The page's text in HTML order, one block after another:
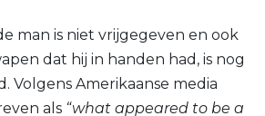
man is niet vrijgegeven en ook
dat hij in handen had, is nog
Volgens Amerikaanse media
als “what appeared to be a